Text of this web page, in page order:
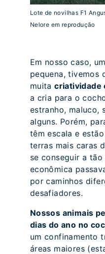
Lote de novilhas F1
Nelore em reprodução
Em nosso caso,
pequena, tivemos
muitacriatividade
a cria para o
estranho, maluco,
alguns. Porém,
têm escala e
terras mais caras
se conseguir a
econômica
por caminhos
desafiadores.
Nossos animais
dias do ano no
um confinamento
áreas maiores